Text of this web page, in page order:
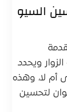
السيو
ويحدد
أم لا، وهذه
لتحسين